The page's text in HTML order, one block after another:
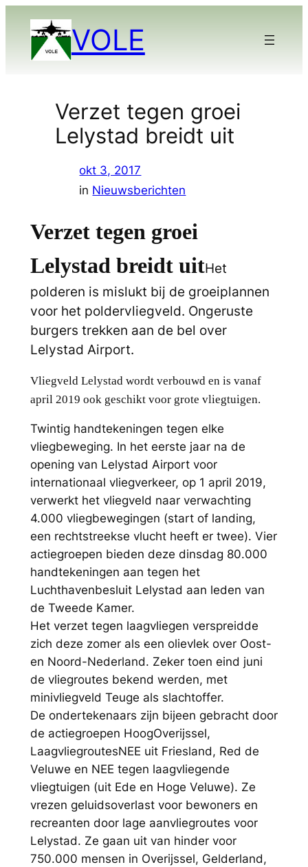
VOLE
Verzet tegen groei
Lelystad breidt uit
okt 3, 2017
in Nieuwsberichten
Verzet tegen groei
Lelystad breidt uitHet
polderen is mislukt bij de groeiplannen
voor het poldervliegveld. Ongeruste
burgers trekken aan de bel over
Lelystad Airport.
Vliegveld Lelystad wordt verbouwd en is vanaf
april 2019 ook geschikt voor grote vliegtuigen.
Twintig handtekeningen tegen elke
vliegbeweging. In het eerste jaar na de
opening van Lelystad Airport voor
internationaal vliegverkeer, op 1 april 2019,
verwerkt het vliegveld naar verwachting
4.000 vliegbewegingen (start of landing,
een rechtstreekse vlucht heeft er twee). Vier
actiegroepen bieden deze dinsdag 80.000
handtekeningen aan tegen het
Luchthavenbesluit Lelystad aan leden van
de Tweede Kamer.
Het verzet tegen laagvliegen verspreidde
zich deze zomer als een olievlek over Oost-
en Noord-Nederland. Zeker toen eind juni
de vliegroutes bekend werden, met
minivliegveld Teuge als slachtoffer.
De ondertekenaars zijn bijeen gebracht door
de actiegroepen HoogOverijssel,
LaagvliegroutesNEE uit Friesland, Red de
Veluwe en NEE tegen laagvliegende
vliegtuigen (uit Ede en Hoge Veluwe). Ze
vrezen geluidsoverlast voor bewoners en
recreanten door lage aanvliegroutes voor
Lelystad. Ze gaan uit van hinder voor
750.000 mensen in Overijssel, Gelderland,